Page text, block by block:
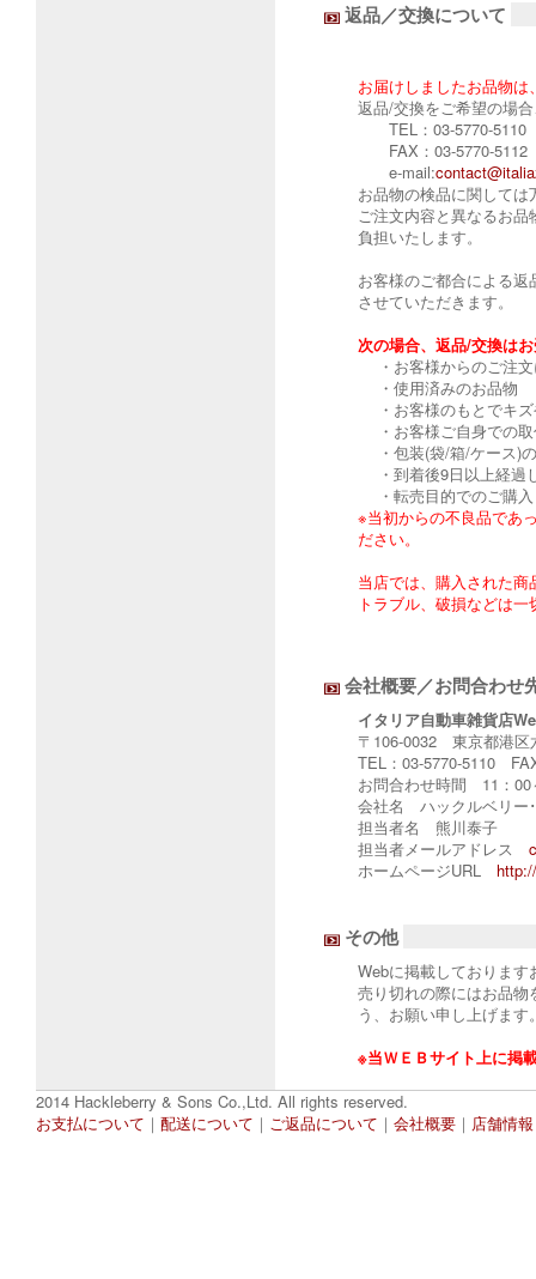
返品／交換について
お届けしましたお品物
返品/交換をご希望の場
TEL：03-5770-5110
FAX：03-5770-5112
e-mail:
お品物の検品に関して
ご注文内容と異なるお
負担いたします。
お客様のご都合による
させていただきます。
次の場合、返品/交換は
・お客様からのご注文
・使用済みのお品物
・お客様のもとでキズ
・お客様ご自身での取
・包装(袋/箱/ケース)
・到着後9日以上経過
・転売目的でのご購入
※当初からの不良品であ
ださい。
当店では、購入された
トラブル、破損などは
会社概要／お問合わせ
イタリア自動車雑貨店
〒106-0032 東京都港
TEL：03-5770-5110
お問合わせ時間 11：00
会社名 ハックルベリー
担当者名 熊川泰子
担当者メールアドレス
ホームページURL
その他
Webに掲載しておりま
売り切れの際にはお品
う、お願い申し上げます
※当ＷＥＢサイト上に掲
2014 Hackleberry & Sons Co.,Ltd. All rights reserved.
お支払について ｜ 配送について ｜ ご返品について ｜ 会社概要 ｜ 店舗情報